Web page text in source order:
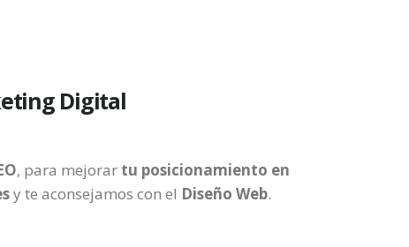
Digital
, para mejorar tu posicionamiento en
y te aconsejamos con el Diseño Web.